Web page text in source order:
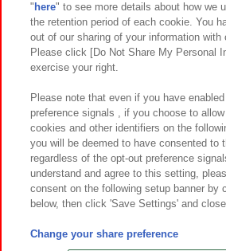
関連会社 サステナビリティ
プライバシーポリシー ウェブアクセシ
お取引先さまとともに
カスタマーハラスメント対応方針 よくあ
©Bandai Namco Amusement
©Bandai Namco Amusement
" here" to see more details about how we
the retention period of each cookie. You
out of our sharing of your information with
Please click [Do Not Share My Personal
exercise your right.
Please note that even if you have
preference signals , if you choose to
cookies and other identifiers on the
you will be deemed to have consented to
regardless of the opt-out preference
understand and agree to this setting,
consent on the following setup banner by
below, then click 'Save Settings' and
Change your share preference